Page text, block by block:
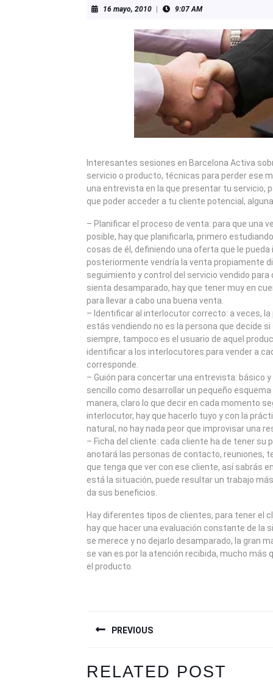
16 mayo, 201016
2010
9:07 AM
Interesantes sesiones en Barcelona Activa
servicio o producto, técnicas para perder ese
una entrevista en la que presentar tu servicio,
que poder acceder a tu cliente potencial,
– Planificar el proceso de venta: para que una
posible, hay que planificarla, primero
cosas de él, definiendo una oferta que le pueda
posteriormente vendría la venta propiamente
seguimiento y control del servicio vendido para
sienta desamparado, hay que tener muy en
para llevar a cabo una buena venta.
– Identificar al interlocutor correcto: a veces, la
estás vendiendo no es la persona que decide
siempre, tampoco es el usuario de aquel
identificar a los interlocutores para vender a
corresponde.
– Guión para concertar una entrevista: básico
sencillo como desarrollar un pequeño
manera, claro lo que decir en cada momento
interlocutor, hay que hacerlo tuyo y con la
natural, no hay nada peor que improvisar una
– Ficha del cliente: cada cliente ha de tener su
anotará las personas de contacto, reuniones,
que tenga que ver con ese cliente, así sabrás
está la situación, puede resultar un trabajo
da sus beneficios.
Hay diferentes tipos de clientes, para tener el
hay que hacer una evaluación constante de la
se merece y no dejarlo desamparado, la gran
se van es por la atención recibida, mucho más
el producto.
DE
ENTRADAS
PREVIOUS
post:
RELATED POST